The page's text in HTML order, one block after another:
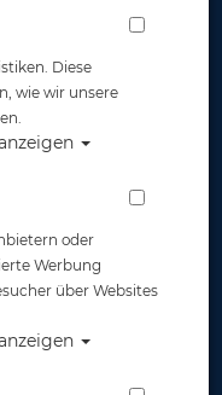
31l
Diese
wie wir unsere
oder
Werbung
über Websites